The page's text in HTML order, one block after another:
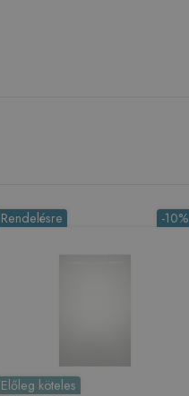
-10%
Rendelésre
Előleg köteles